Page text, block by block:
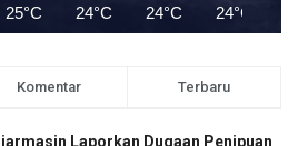
25°C 24°C 24°C 24°C
Komentar Terbaru
Laporkan Dugaan Penipuan